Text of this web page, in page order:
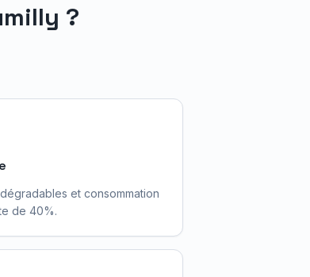
?
et consommation
de 40%.